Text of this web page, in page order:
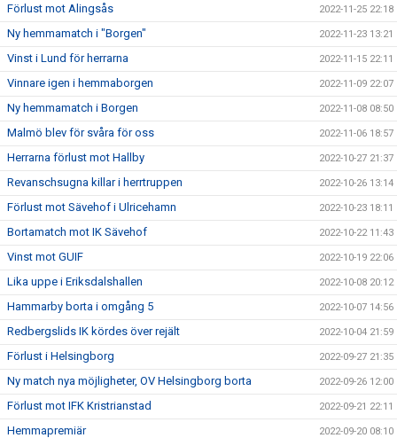
Förlust mot Alingsås 2022-11-25 22:18
Ny hemmamatch i "Borgen" 2022-11-23 13:21
Vinst i Lund för herrarna 2022-11-15 22:11
Vinnare igen i hemmaborgen 2022-11-09 22:07
Ny hemmamatch i Borgen 2022-11-08 08:50
Malmö blev för svåra för oss 2022-11-06 18:57
Herrarna förlust mot Hallby 2022-10-27 21:37
Revanschsugna killar i herrtruppen 2022-10-26 13:14
Förlust mot Sävehof i Ulricehamn 2022-10-23 18:11
Bortamatch mot IK Sävehof 2022-10-22 11:43
Vinst mot GUIF 2022-10-19 22:06
Lika uppe i Eriksdalshallen 2022-10-08 20:12
Hammarby borta i omgång 5 2022-10-07 14:56
Redbergslids IK kördes över rejält 2022-10-04 21:59
Förlust i Helsingborg 2022-09-27 21:35
Ny match nya möjligheter, OV Helsingborg borta 2022-09-26 12:00
Förlust mot IFK Kristrianstad 2022-09-21 22:11
Hemmapremiär 2022-09-20 08:10